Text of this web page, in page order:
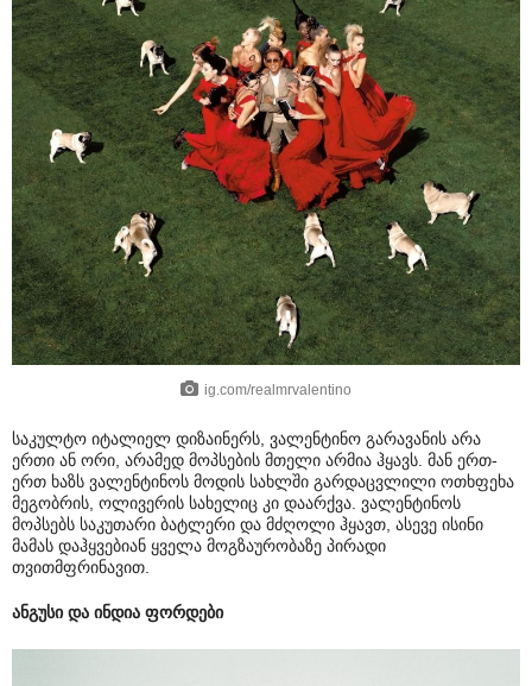
ig.com/realmrvalentino
საკულტო იტალიელ დიზაინერს, ვალენტინო გარავანის არა
ერთი ან ორი, არამედ მოპსების მთელი არმია ჰყავს. მან ერთ-
ერთ ხაზს ვალენტინოს მოდის სახლში გარდაცვლილი ოთხფეხა
მეგობრის, ოლივერის სახელიც კი დაარქვა. ვალენტინოს
მოპსებს საკუთარი ბატლერი და მძღოლი ჰყავთ, ასევე ისინი
მამას დაჰყვებიან ყველა მოგზაურობაზე პირადი
თვითმფრინავით.
ანგუსი და ინდია ფორდები